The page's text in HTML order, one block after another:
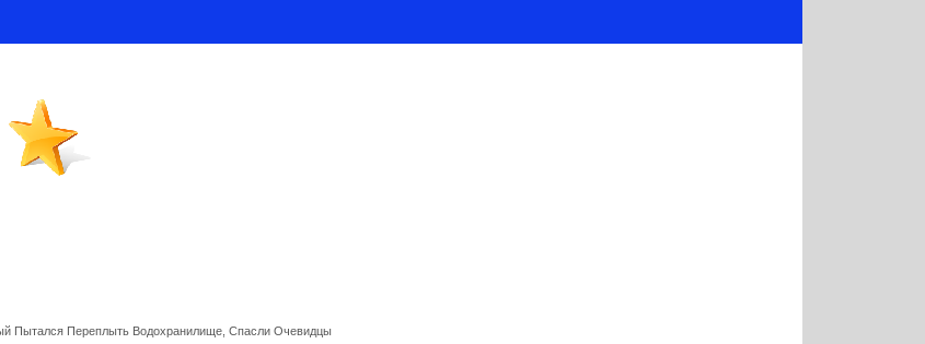
Пытался Переплыть Водохранилище, Спасли Очевидцы